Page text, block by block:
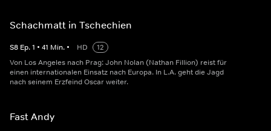
Schachmatt in Tschechien
S8 Ep.1 • 41 Min. • HD
12
Von Los Angeles nach Prag: John Nolan (Nathan Fillion) reist für
einen internationalen Einsatz nach Europa. In L.A. geht die Jagd
nach seinem Erzfeind Oscar weiter.
Fast Andy